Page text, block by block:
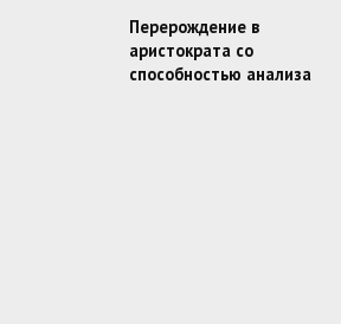
Перерождение в
аристократа со
способностью анализа